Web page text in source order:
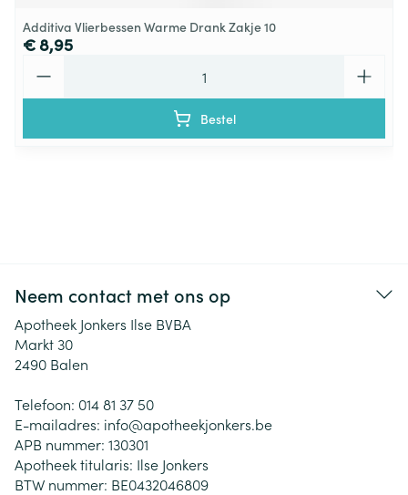
Additiva Vlierbessen Warme Drank Zakje 10
€ 8,95
Bestel
Neem contact met ons op
Apotheek Jonkers Ilse BVBA
Markt 30
2490 Balen
Telefoon: 014 81 37 50
E-mailadres: info@apotheekjonkers.be
APB nummer: 130301
Apotheek titularis: Ilse Jonkers
BTW nummer: BE0432046809